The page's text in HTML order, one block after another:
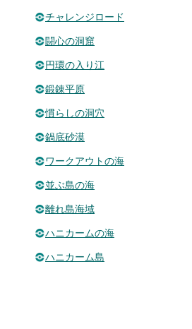
チャレンジロード
闘心の洞窟
円環の入り江
鍛錬平原
慣らしの洞穴
鍋底砂漠
ワークアウトの海
並ぶ島の海
離れ島海域
ハニカームの海
ハニカーム島